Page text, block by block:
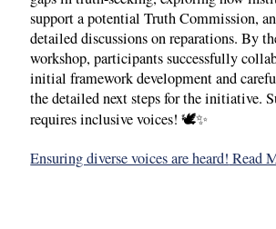
support a potential Truth Commission,
detailed discussions on reparations. By
workshop, participants successfully
initial framework development and
the detailed next steps for the initiative.
requires inclusive voices! 🕊✨
Ensuring diverse voices are heard! Read